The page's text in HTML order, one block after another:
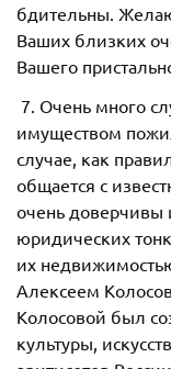
бдительны.
Ваших близких
Вашего
7. Очень много
имуществом
случае, как
общается с
очень доверчивы
юридических
их
Алексеем
Колосовой был
культуры,